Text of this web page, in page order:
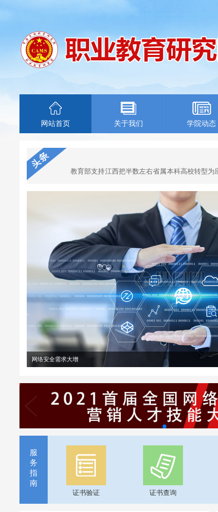
网站首页 关于我们 学院动态
教育部支持江西把半数左右省属本科高校转型
网络安全需求大增
服
务
指
南
证书验证 证书查询